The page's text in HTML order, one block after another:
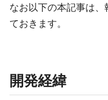
なお以下の本記事は
ておきます。
開発経緯